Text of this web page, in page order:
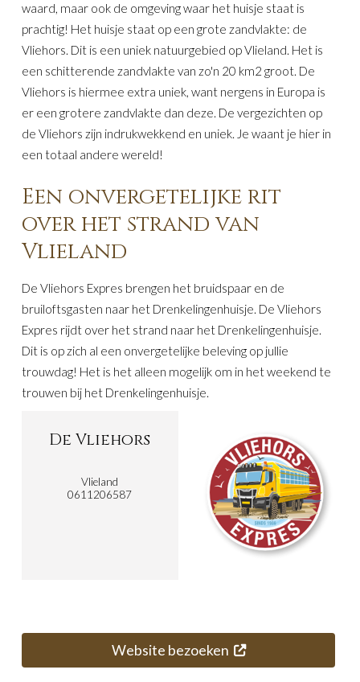
waard, maar ook de omgeving waar het huisje staat is
prachtig! Het huisje staat op een grote zandvlakte: de
Vliehors. Dit is een uniek natuurgebied op Vlieland. Het is
een schitterende zandvlakte van zo'n 20 km2 groot. De
Vliehors is hiermee extra uniek, want nergens in Europa is
er een grotere zandvlakte dan deze. De vergezichten op
de Vliehors zijn indrukwekkend en uniek. Je waant je hier in
een totaal andere wereld!
Een onvergetelijke rit
over het strand van
Vlieland
De Vliehors Expres brengen het bruidspaar en de
bruiloftsgasten naar het Drenkelingenhuisje. De Vliehors
Expres rijdt over het strand naar het Drenkelingenhuisje.
Dit is op zich al een onvergetelijke beleving op jullie
trouwdag! Het is het alleen mogelijk om in het weekend te
trouwen bij het Drenkelingenhuisje.
De Vliehors
Vlieland
0611206587
Website bezoeken